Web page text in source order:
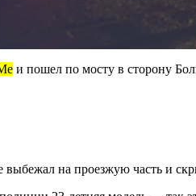
и пошел по мосту в сторону
на проезжую часть и